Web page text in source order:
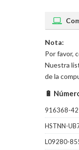
Nota:
Por favor,
Nuestra
de la
🔋
916368-
HSTNN-
L09280-